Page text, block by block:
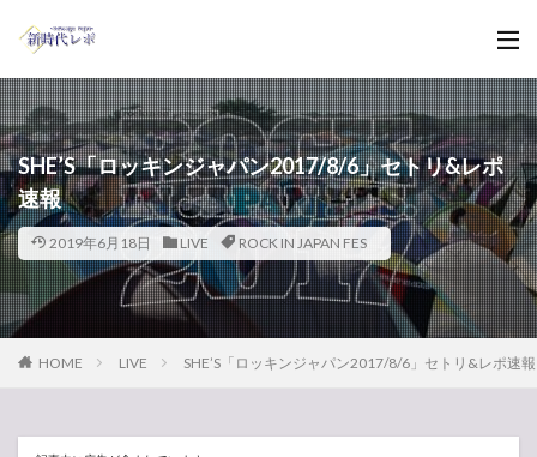
SHE’S「ロッキンジャパン2017/8/6」セトリ&レポ
速報
2019年6月18日 LIVE ROCK IN JAPAN FES
HOME LIVE SHE’S「ロッキンジャパン2017/8/6」セトリ&レポ速報